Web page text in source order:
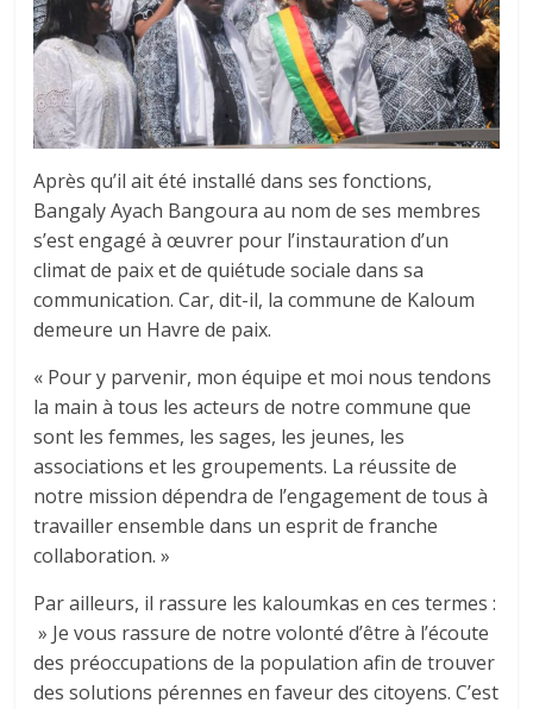
Après qu’il ait été installé dans ses fonctions,
Bangaly Ayach Bangoura au nom de ses membres
s’est engagé à œuvrer pour l’instauration d’un
climat de paix et de quiétude sociale dans sa
communication. Car, dit-il, la commune de Kaloum
demeure un Havre de paix.
« Pour y parvenir, mon équipe et moi nous tendons
la main à tous les acteurs de notre commune que
sont les femmes, les sages, les jeunes, les
associations et les groupements. La réussite de
notre mission dépendra de l’engagement de tous à
travailler ensemble dans un esprit de franche
collaboration. »
Par ailleurs, il rassure les kaloumkas en ces termes :
» Je vous rassure de notre volonté d’être à l’écoute
des préoccupations de la population afin de trouver
des solutions pérennes en faveur des citoyens. C’est